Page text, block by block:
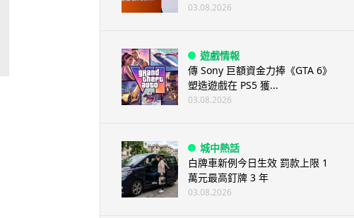
03.08.2026
遊戲情報
傳 Sony 巨額資金力捧《GTA 6》
塑造遊戲在 PS5 獲...
03.08.2026
城中熱話
白牌車新例今日生效 罰款上限 1
萬元最高釘牌 3 年
03.08.2026